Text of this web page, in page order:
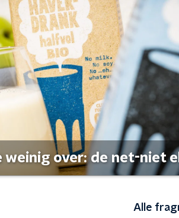
weinig over: de net-niet
Alle